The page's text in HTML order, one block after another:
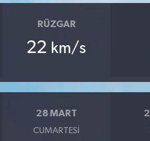
RÜZGAR
22 km/s
28 MART
CUMARTESI